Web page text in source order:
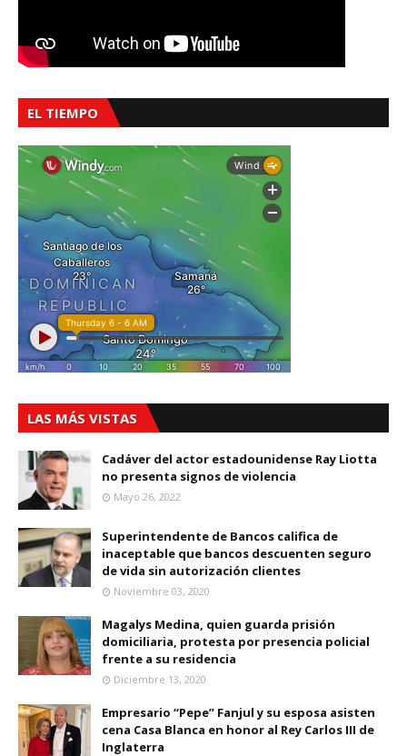
EL TIEMPO
LAS MÁS VISTAS
Cadáver del actor estadounidense Ray Liotta
no presenta signos de violencia
Mayo 26, 2022
Superintendente de Bancos califica de
inaceptable que bancos descuenten seguro
de vida sin autorización clientes
Noviembre 03, 2020
Magalys Medina, quien guarda prisión
domiciliaria, protesta por presencia policial
frente a su residencia
Diciembre 13, 2020
Empresario “Pepe” Fanjul y su esposa asisten
cena Casa Blanca en honor al Rey Carlos III de
Inglaterra